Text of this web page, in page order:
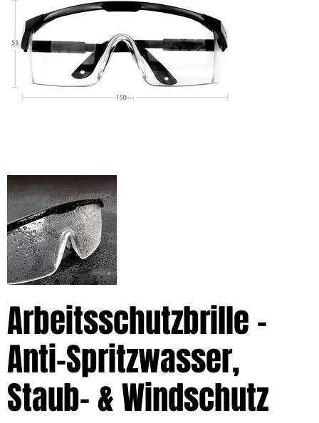
Arbeitsschutzbrille –
Anti-Spritzwasser,
Staub- & Windschutz